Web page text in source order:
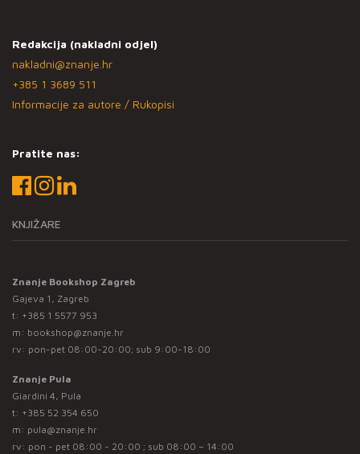
Redakcija (nakladni odjel)
nakladni@znanje.hr
+385 1 3689 511
Informacije za autore / Rukopisi
Pratite nas:
KNJIŽARE
Znanje Bookshop Zagreb
Gajeva 1, Zagreb
t: +385 1 5577 953
m: bookshop@znanje.hr
rv: pon-pet 08:00-20:00; sub 9:00-18:00
Znanje Pula
Giardini 4, Pula
t: +385 52 354 650
m: pula@znanje.hr
rv: pon - pet 08:00 - 20:00 ; sub 08:00 – 14:00